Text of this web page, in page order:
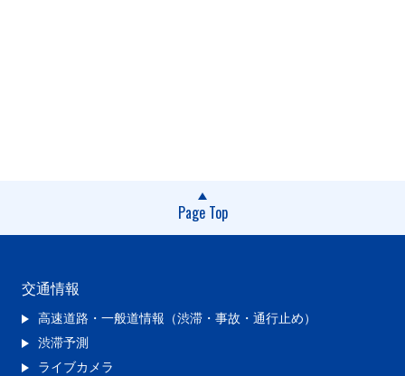
Page Top
交通情報
高速道路・一般道情報（渋滞・事故・通行止め）
渋滞予測
ライブカメラ